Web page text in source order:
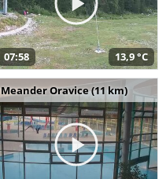
07:58 13,9 °C
Meander Oravice (11 km)